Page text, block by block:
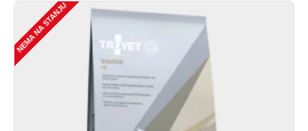
NEMA NA STANJU